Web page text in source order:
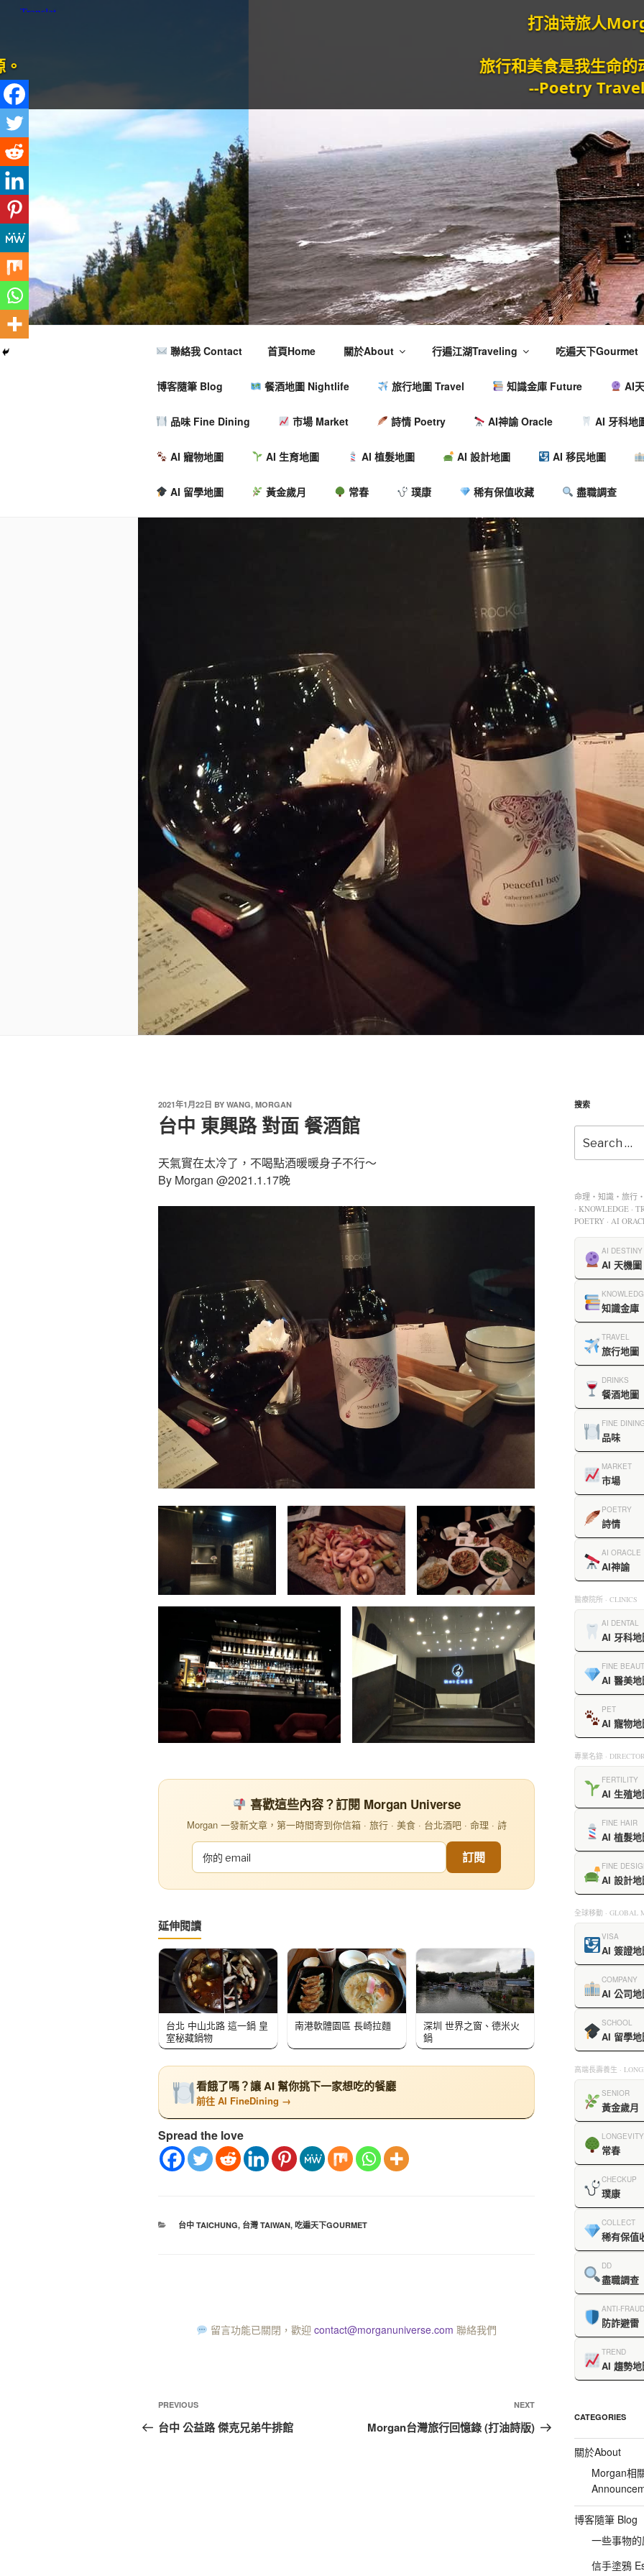
打油诗旅人Morgan
旅行和美食是我生命的动力泉源。
--Poetry Traveller
聯絡我 Contact 首頁Home 關於About 行遍江湖Traveling 吃遍天下Gourmet
博客隨筆 Blog 餐酒地圖 Nightlife 旅行地圖 Travel 知識金庫 Future AI
品味 Fine Dining 市場 Market 詩情 Poetry AI神諭 Oracle AI 牙科地
AI 寵物地圖 AI 生育地圖 AI 植髮地圖 AI 設計地圖 AI 移民地圖
AI 留學地圖 黃金歲月 常春 璞康 稀有保值收藏 盡職調查
2021年1月22日 BY WANG, MORGAN
台中 東興路 對面 餐酒館
天氣實在太冷了，不喝點酒暖暖身子不行～
By Morgan @2021.1.17晚
喜歡這些內容？訂閱 Morgan Universe
Morgan 一發新文章，第一時間寄到你信箱 · 旅行 · 美食 · 台北酒吧 · 命理 · 詩
訂閱
延伸閱讀
台北 中山北路 這一鍋 皇
室秘藏鍋物
南港軟體園區 長崎拉麵
深圳 世界之窗、德米火
鍋
看餓了嗎？讓 AI 幫你挑下一家想吃的餐廳
前往 AI FineDining →
Spread the love
台中 TAICHUNG, 台灣 TAIWAN, 吃遍天下GOURMET
留言功能已關閉，歡迎contact@morganuniverse.com 聯絡我們
PREVIOUS
台中 公益路 傑克兄弟牛排館
NEXT
Morgan台灣旅行回憶錄 (打油詩版)
搜索
命理・知識・旅行
· KNOWLEDGE ·
POETRY · AI
AI DESTINY
AI 天機圖
知識金庫
TRAVEL
旅行地圖
DRINKS
餐酒地圖
FINE
品味
MARKET
市場
POETRY
詩情
AI ORACLE
AI神諭
醫療院所 · CLINICS
AI DENTAL
AI 牙科地
FINE
AI 醫美地
PET
AI 寵物地
專業名錄 ·
FERTILITY
AI 生殖地
FINE HAIR
AI 植髮地
FINE
AI 設計地
全球移動 · GLOBAL
VISA
AI 簽證地
COMPANY
AI 公司地
SCHOOL
AI 留學地
高端長壽養生 ·
SENIOR
黃金歲月
LONGEVITY
常春
CHECKUP
璞康
COLLECT
稀有保值
DD
盡職調查
ANTI-FRAUD
防詐避雷
TREND
AI 趨勢地
CATEGORIES
關於About
Morgan相
博客隨筆 Blog
一些事物
信手塗鴉